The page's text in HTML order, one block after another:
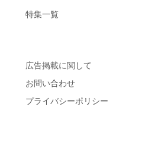
特集一覧
広告掲載に関して
お問い合わせ
プライバシーポリシー